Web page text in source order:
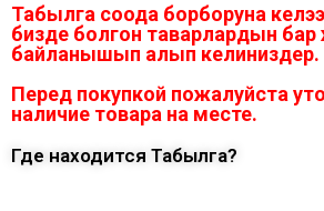
Табылга соода борборуна
бизде болгон таварлардын бар
байланышып алып келиниздер.
Перед покупкой пожалуйста
наличие товара на месте.
Где находится Табылга?